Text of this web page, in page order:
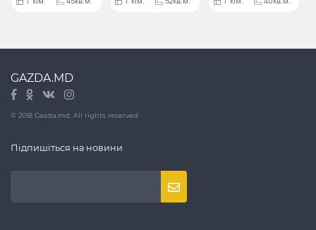
GAZDA.MD
© 2018 Gazda.md. All rights reserved
Підпишіться на новини